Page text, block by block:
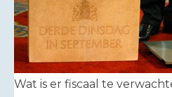
Wat is er fiscaal te